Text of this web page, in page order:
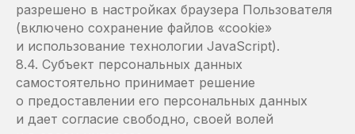
разрешено в настройках браузера Пользователя
(включено сохранение файлов «cookie»
и использование технологии JavaScript).
8.4. Субъект персональных данных
самостоятельно принимает решение
о предоставлении его персональных данных
и дает согласие свободно, своей волей